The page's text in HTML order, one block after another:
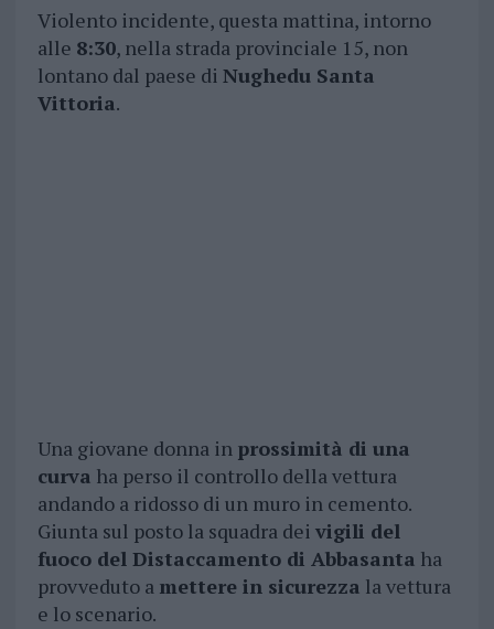
Violento incidente, questa mattina, intorno
alle 8:30, nella strada provinciale 15, non
lontano dal paese di Nughedu Santa
Vittoria.
Una giovane donna in prossimità di una
curva ha perso il controllo della vettura
andando a ridosso di un muro in cemento.
Giunta sul posto la squadra dei vigili del
fuoco del Distaccamento di Abbasanta ha
provveduto a mettere in sicurezza la vettura
e lo scenario.